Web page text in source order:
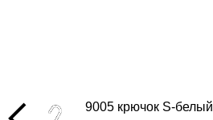
9005 крючок S-белый